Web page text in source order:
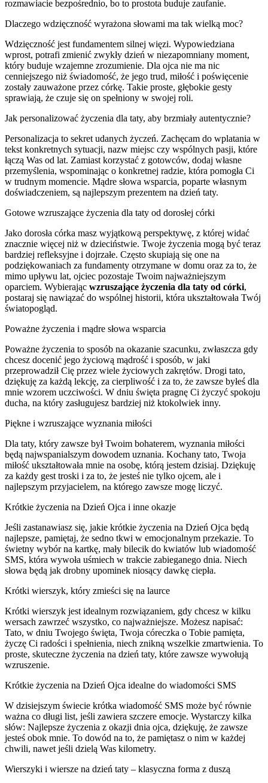
rozmawiacie bezpośrednio, bo to prostota buduje zaufanie.
Dlaczego wdzięczność wyrażona słowami ma tak wielką moc?
Wdzięczność jest fundamentem silnej więzi. Wypowiedziana
wprost, potrafi zmienić zwykły dzień w niezapomniany moment,
który buduje wzajemne zrozumienie. Dla ojca nie ma nic
cenniejszego niż świadomość, że jego trud, miłość i poświęcenie
zostały zauważone przez córkę. Takie proste, głębokie gesty
sprawiają, że czuje się on spełniony w swojej roli.
Jak personalizować życzenia dla taty, aby brzmiały autentycznie?
Personalizacja to sekret udanych życzeń. Zachęcam do wplatania w
tekst konkretnych sytuacji, nazw miejsc czy wspólnych pasji, które
łączą Was od lat. Zamiast korzystać z gotowców, dodaj własne
przemyślenia, wspominając o konkretnej radzie, która pomogła Ci
w trudnym momencie. Mądre słowa wsparcia, poparte własnym
doświadczeniem, są najlepszym prezentem na dzień taty.
Gotowe wzruszające życzenia dla taty od dorosłej córki
Jako dorosła córka masz wyjątkową perspektywę, z której widać
znacznie więcej niż w dzieciństwie. Twoje życzenia mogą być teraz
bardziej refleksyjne i dojrzałe. Często skupiają się one na
podziękowaniach za fundamenty otrzymane w domu oraz za to, że
mimo upływu lat, ojciec pozostaje Twoim najważniejszym
oparciem. Wybierając wzruszające życzenia dla taty od córki,
postaraj się nawiązać do wspólnej historii, która ukształtowała Twój
światopogląd.
Poważne życzenia i mądre słowa wsparcia
Poważne życzenia to sposób na okazanie szacunku, zwłaszcza gdy
chcesz docenić jego życiową mądrość i sposób, w jaki
przeprowadził Cię przez wiele życiowych zakrętów. Drogi tato,
dziękuję za każdą lekcję, za cierpliwość i za to, że zawsze byłeś dla
mnie wzorem uczciwości. W dniu święta pragnę Ci życzyć spokoju
ducha, na który zasługujesz bardziej niż ktokolwiek inny.
Piękne i wzruszające wyznania miłości
Dla taty, który zawsze był Twoim bohaterem, wyznania miłości
będą najwspanialszym dowodem uznania. Kochany tato, Twoja
miłość ukształtowała mnie na osobę, którą jestem dzisiaj. Dziękuję
za każdy gest troski i za to, że jesteś nie tylko ojcem, ale i
najlepszym przyjacielem, na którego zawsze mogę liczyć.
Krótkie życzenia na Dzień Ojca i inne okazje
Jeśli zastanawiasz się, jakie krótkie życzenia na Dzień Ojca będą
najlepsze, pamiętaj, że sedno tkwi w emocjonalnym przekazie. To
świetny wybór na kartkę, mały bilecik do kwiatów lub wiadomość
SMS, która wywoła uśmiech w trakcie zabieganego dnia. Niech
słowa będą jak drobny upominek niosący dawkę ciepła.
Krótki wierszyk, który zmieści się na laurce
Krótki wierszyk jest idealnym rozwiązaniem, gdy chcesz w kilku
wersach zawrzeć wszystko, co najważniejsze. Możesz napisać:
Tato, w dniu Twojego święta, Twoja córeczka o Tobie pamięta,
życzę Ci radości i spełnienia, niech znikną wszelkie zmartwienia. To
proste, skuteczne życzenia na dzień taty, które zawsze wywołują
wzruszenie.
Krótkie życzenia na Dzień Ojca idealne do wiadomości SMS
W dzisiejszym świecie krótka wiadomość SMS może być równie
ważna co długi list, jeśli zawiera szczere emocje. Wystarczy kilka
słów: Najlepsze życzenia z okazji dnia ojca, dziękuję, że zawsze
jesteś obok mnie. To dowód na to, że pamiętasz o nim w każdej
chwili, nawet jeśli dzielą Was kilometry.
Wierszyki i wiersze na dzień taty – klasyczna forma z duszą